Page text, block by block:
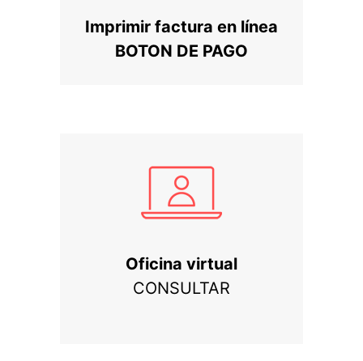
Imprimir factura en línea
BOTON DE PAGO
Oficina virtual
CONSULTAR